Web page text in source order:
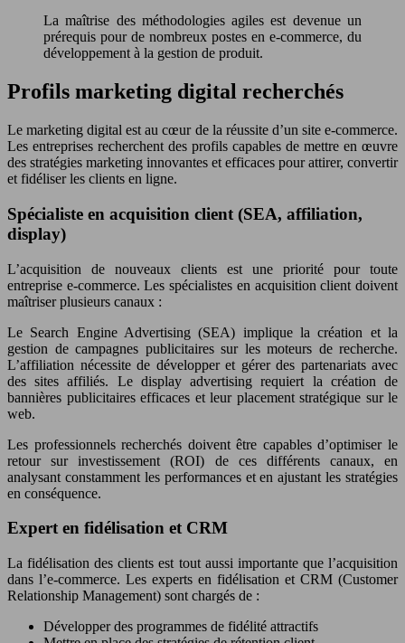
La maîtrise des méthodologies agiles est devenue un
prérequis pour de nombreux postes en e-commerce, du
développement à la gestion de produit.
Profils marketing digital recherchés
Le marketing digital est au cœur de la réussite d’un site e-commerce.
Les entreprises recherchent des profils capables de mettre en œuvre
des stratégies marketing innovantes et efficaces pour attirer, convertir
et fidéliser les clients en ligne.
Spécialiste en acquisition client (SEA, affiliation,
display)
L’acquisition de nouveaux clients est une priorité pour toute
entreprise e-commerce. Les spécialistes en acquisition client doivent
maîtriser plusieurs canaux :
Le Search Engine Advertising (SEA) implique la création et la
gestion de campagnes publicitaires sur les moteurs de recherche.
L’affiliation nécessite de développer et gérer des partenariats avec
des sites affiliés. Le display advertising requiert la création de
bannières publicitaires efficaces et leur placement stratégique sur le
web.
Les professionnels recherchés doivent être capables d’optimiser le
retour sur investissement (ROI) de ces différents canaux, en
analysant constamment les performances et en ajustant les stratégies
en conséquence.
Expert en fidélisation et CRM
La fidélisation des clients est tout aussi importante que l’acquisition
dans l’e-commerce. Les experts en fidélisation et CRM (Customer
Relationship Management) sont chargés de :
Développer des programmes de fidélité attractifs